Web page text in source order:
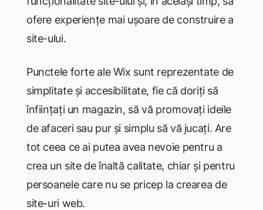
ofere experiențe mai ușoare de construire a
site-ului.
Punctele forte ale Wix sunt reprezentate de
simplitate și accesibilitate, fie că doriți să
înființați un magazin, să vă promovați ideile
de afaceri sau pur și simplu să vă jucați. Are
tot ceea ce ai putea avea nevoie pentru a
crea un site de înaltă calitate, chiar și pentru
persoanele care nu se pricep la crearea de
site-uri web.